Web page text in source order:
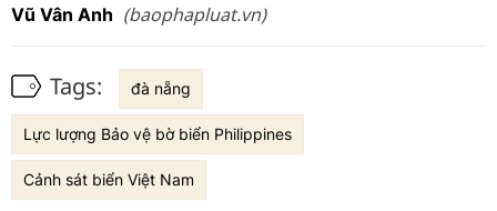
Vũ Vân Anh (baophapluat.vn)
Tags: đà nẵng
Lực lượng Bảo vệ bờ biển Philippines
Cảnh sát biển Việt Nam